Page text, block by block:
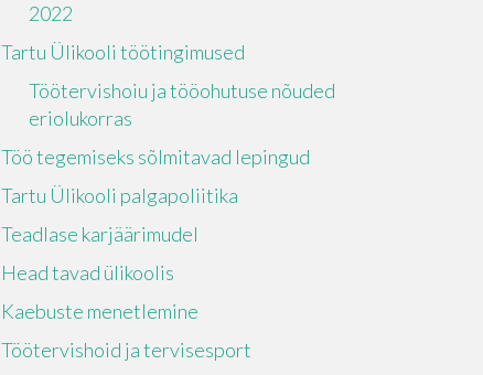
2022
Tartu Ülikooli töötingimused
Töötervishoiu ja tööohutuse nõuded
eriolukorras
Töö tegemiseks sõlmitavad lepingud
Tartu Ülikooli palgapoliitika
Teadlase karjäärimudel
Head tavad ülikoolis
Kaebuste menetlemine
Töötervishoid ja tervisesport